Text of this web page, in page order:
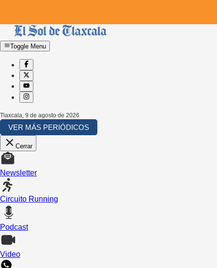
Toggle Menu
Tlaxcala 9 de agosto de 2026
VER MÁS PERIÓDICOS
Cerrar
Newsletter
Circuito Running
Podcast
Video